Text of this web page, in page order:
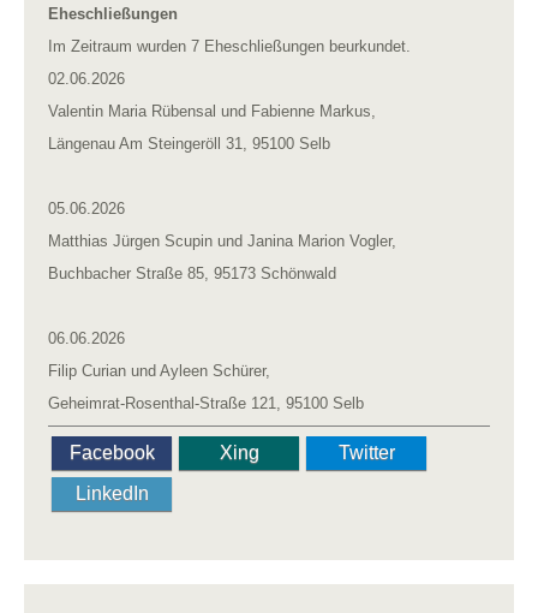
Eheschließungen
Im Zeitraum wurden 7 Eheschließungen beurkundet.
02.06.2026
Valentin Maria Rübensal und Fabienne Markus,
Längenau Am Steingeröll 31, 95100 Selb
05.06.2026
Matthias Jürgen Scupin und Janina Marion Vogler,
Buchbacher Straße 85, 95173 Schönwald
06.06.2026
Filip Curian und Ayleen Schürer,
Geheimrat-Rosenthal-Straße 121, 95100 Selb
Facebook Xing
Twitter
LinkedIn